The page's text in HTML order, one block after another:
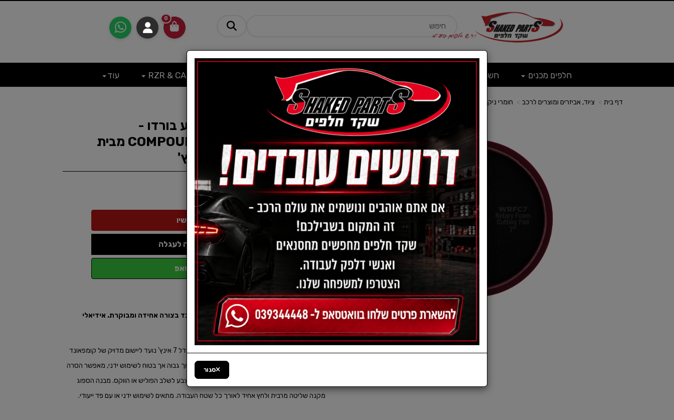
0
חלפים מכנים חשמל ציוד, אביזרים ומוצרים לרכב עוד
דף בית ציוד, אביזרים ומוצרים לרכב חומרי ניקוי לרכב
ספוג ידני לקומפאונד בצבע בורדו -
COMPOUND Cutting Foam Pad מבית
MEGUIAR'S | גודל 7 אינץ'
מק"ט :MGRWRFC7P
₪153
הוספה לעגלה
ווטסאפ
תיאור:
ספוג ידני איכותי בגודל 7 אינץ' ליישום קומפאונד בצורה אחידה ומבוקרת. אידיאלי
להסרת שריטות, חמצון ופגמי צבע.​
MEGUIAR'S Cutting Foam Pad בצבע בורדו ובגודל 7 אינץ' נועד ליישום מדויק של קומפאונד
ושיוף עדין של פני צבע הרכב. הספוג בעל מקדם חיתוך גבוה אך בטוח לשימוש ידני, מאפשר הסרה
של שריטות קלות, סימני סווירלים וחמצון, ומכין את הצבע לשלב הפוליש או הווקס. מבנה הספוג
מקנה שליטה מרבית ולחץ אחיד לאורך כל שטח העבודה. מתאים לשימוש ידני או עם פד ייעודי.
סגור